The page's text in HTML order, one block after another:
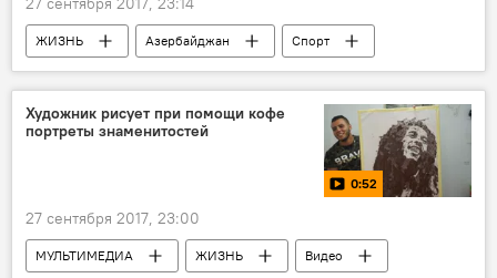
ЖИЗНЬ Азербайджан
Спорт
АНАЛИТИКА
Новости
Баку
Гурбан Гурбанов
Эусебио Ди Франческо
ФК "Рома"
Лига чемпионов
Художник рисует при помощи кофе
портреты знаменитостей
0:52
27 сентября 2017, 23:00
МУЛЬТИМЕДИА ЖИЗНЬ
Видео